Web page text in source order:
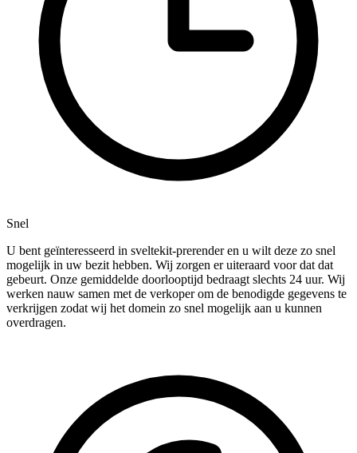
Snel
U bent geïnteresseerd in sveltekit-prerender en u wilt deze zo snel
mogelijk in uw bezit hebben. Wij zorgen er uiteraard voor dat dat
gebeurt. Onze gemiddelde doorlooptijd bedraagt slechts 24 uur. Wij
werken nauw samen met de verkoper om de benodigde gegevens te
verkrijgen zodat wij het domein zo snel mogelijk aan u kunnen
overdragen.